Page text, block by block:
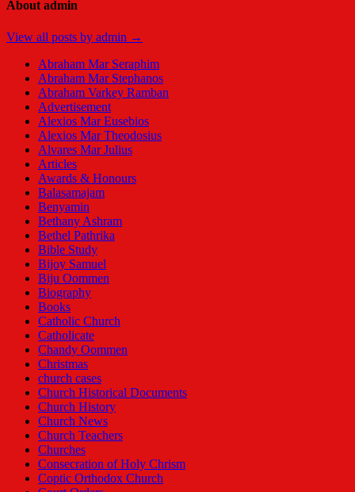
About admin
View all posts by admin →
Abraham Mar Seraphim
Abraham Mar Stephanos
Abraham Varkey Ramban
Advertisement
Alexios Mar Eusebios
Alexios Mar Theodosius
Alvares Mar Julius
Articles
Awards & Honours
Balasamajam
Benyamin
Bethany Ashram
Bethel Pathrika
Bible Study
Bijoy Samuel
Biju Oommen
Biography
Books
Catholic Church
Catholicate
Chandy Oommen
Christmas
church cases
Church Historical Documents
Church History
Church News
Church Teachers
Churches
Consecration of Holy Chrism
Coptic Orthodox Church